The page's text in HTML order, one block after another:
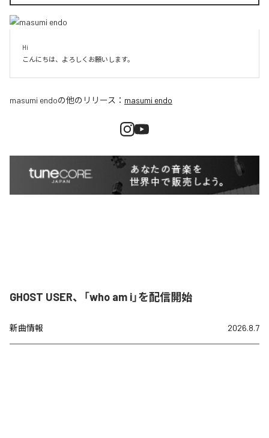
Hi
こんにちは、よろしくお願いします。
masumi endoの他のリリース： masumi endo
GHOST USER、「who am i」を配信開始
新曲情報 2026.8.7